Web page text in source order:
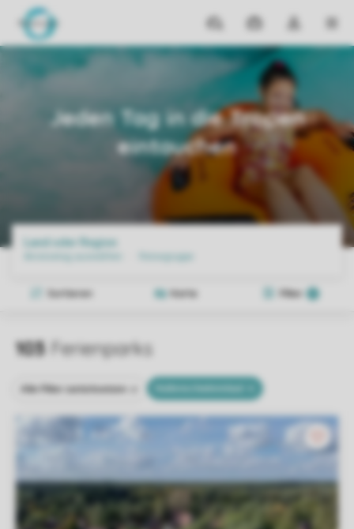
Reiseziele
Meine
Buchungen
Dropdown-
Menü
meines
Kontos
öffnen
Home Jeden Tag In Die Tropen Eintauchen